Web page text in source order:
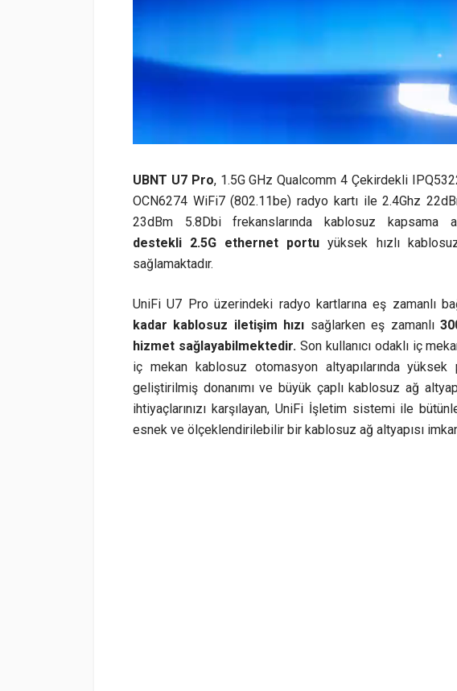
UBNT U7 Pro, 1.5G GHz Qualcomm 4 Çekirdekli
OCN6274 WiFi7 (802.11be) radyo kartı ile 2.4Ghz
23dBm 5.8Dbi frekanslarında kablosuz kapsama
destekli 2.5G ethernet portu yüksek hızlı
sağlamaktadır.
UniFi U7 Pro üzerindeki radyo kartlarına eş zamanlı
kadar kablosuz iletişim hızı sağlarken eş zamanlı
hizmet sağlayabilmektedir. Son kullanıcı odaklı iç
iç mekan kablosuz otomasyon altyapılarında
geliştirilmiş donanımı ve büyük çaplı kablosuz ağ
ihtiyaçlarınızı karşılayan, UniFi İşletim sistemi ile
esnek ve ölçeklendirilebilir bir kablosuz ağ altyapısı